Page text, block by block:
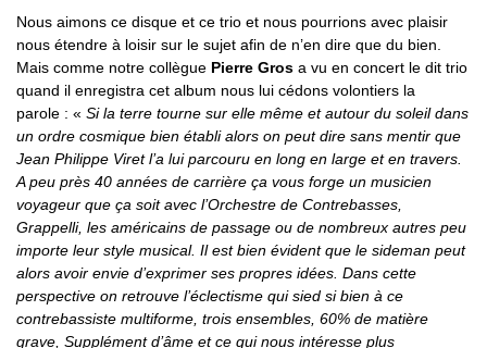
Nous aimons ce disque et ce trio et nous pourrions avec plaisir
nous étendre à loisir sur le sujet afin de n’en dire que du bien.
Mais comme notre collègue Pierre Gros a vu en concert le dit trio
quand il enregistra cet album nous lui cédons volontiers la
parole : « Si la terre tourne sur elle même et autour du soleil dans
un ordre cosmique bien établi alors on peut dire sans mentir que
Jean Philippe Viret l’a lui parcouru en long en large et en travers.
A peu près 40 années de carrière ça vous forge un musicien
voyageur que ça soit avec l’Orchestre de Contrebasses,
Grappelli, les américains de passage ou de nombreux autres peu
importe leur style musical. Il est bien évident que le sideman peut
alors avoir envie d’exprimer ses propres idées. Dans cette
perspective on retrouve l’éclectisme qui sied si bien à ce
contrebassiste multiforme, trois ensembles, 60% de matière
grave, Supplément d’âme et ce qui nous intéresse plus